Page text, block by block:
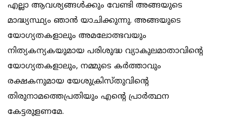
എല്ലാ ആവശ്യങ്ങള്‍ക്കും വേണ്ടി അങ്ങയുടെ
മാദ്ധ്യസ്ഥ്യം ഞാന്‍ യാചിക്കുന്നു. അങ്ങയുടെ
യോഗ്യതകളാലും അമലോത്ഭവയും
നിത്യകന്യകയുമായ പരിശുദ്ധ വ്യാകുലമാതാവിന്റെ
യോഗ്യതകളാലും, നമ്മുടെ കര്‍ത്താവും
രക്ഷകനുമായ യേശുക്രിസ്തുവിന്റെ
തിരുനാമത്തെപ്രതിയും എന്റെ പ്രാര്‍ത്ഥന
കേട്ടരുളണമേ.